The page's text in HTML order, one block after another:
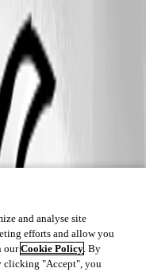
and analyse site
efforts and allow you
ourCookie Policy. By
clicking "Accept", you